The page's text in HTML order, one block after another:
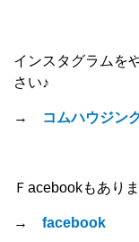
インスタグラムを
さい♪
→ コムハウジン
Ｆacebookもあり
→ facebook